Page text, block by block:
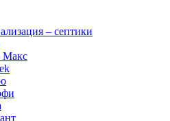
– септики
Макс